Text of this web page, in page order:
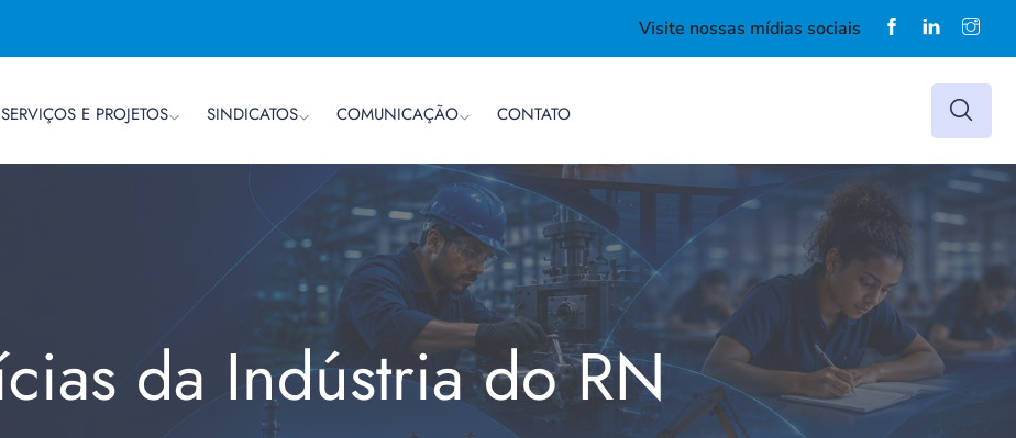
Visite nossas mídias sociais
SERVIÇOS E PROJETOS SINDICATOS COMUNICAÇÃO CONTATO
da Indústria do RN